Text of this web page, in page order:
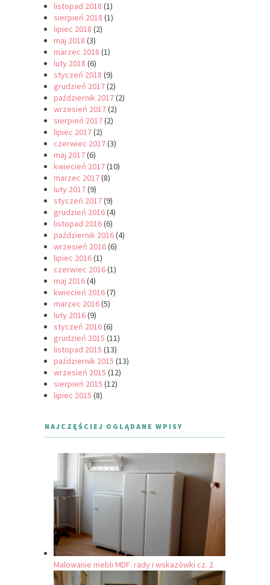
listopad 2018 (1)
sierpień 2018 (1)
lipiec 2018 (2)
maj 2018 (3)
marzec 2018 (1)
luty 2018 (6)
styczeń 2018 (9)
grudzień 2017(2)
październik 2017(2)
wrzesień 2017(2)
sierpień 2017(2)
lipiec 2017(2)
czerwiec 2017(3)
maj 2017(6)
kwiecień 2017(10)
marzec 2017(8)
luty 2017(9)
styczeń 2017(9)
grudzień 2016(4)
listopad 2016(6)
październik 2016(4)
wrzesień 2016(6)
lipiec 2016(1)
czerwiec 2016(1)
maj 2016(4)
kwiecień 2016(7)
marzec 2016(5)
luty 2016(9)
styczeń 2016(6)
grudzień 2015 (11)
listopad 2015 (13)
październik 2015 (13)
wrzesień 2015 (12)
sierpień 2015 (12)
lipiec 2015 (8)
NAJCZĘŚCIEJ OGLĄDANE WPISY
Malowanie mebli MDF: rady i wskazówki cz. 2